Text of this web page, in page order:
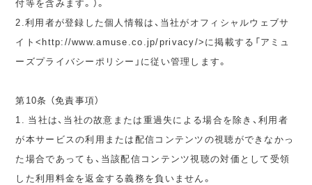
2.利用者が登録した個人情報は、当社がオフィシャルウェブサ
イト<http://www.amuse.co.jp/privacy/>に掲載する「アミュ
ーズプライバシーポリシー」に従い管理します。
第10条 （免責事項）
1. 当社は、当社の故意または重過失による場合を除き、利用者
が本サービスの利用または配信コンテンツの視聴ができなかっ
た場合であっても、当該配信コンテンツ視聴の対価として受領
した利用料金を返金する義務を負いません。